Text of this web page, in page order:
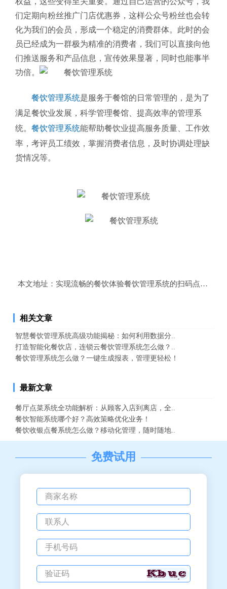
们定期向粉丝推广门店优惠券，这样公众号粉丝也会转
化为我们的会员，形成一个稳定的消费群体。此时的会
员已经成为一群极为精准的消费者，我们可以直接向他
们推送服务和产品信息，宣传效果显著，同时也能事半
功倍。
餐饮管理系统是服务于餐馆的日常管理的，是为了
满足餐饮业发展，科学管理餐馆、提高效率的管理系
统。 餐饮管理系统能帮助餐饮业提高服务质量、工作效
率，考评员工绩效，掌握消费者信息，及时协调处理缺
货情况等。
本文地址： 实现流畅的餐饮体验餐饮管理系统的扫码点餐结账
相关文章
智慧餐饮管理系统高级功能揭秘：如何利用数据分..
打造智能化餐饮店，连锁云餐饮管理系统怎么做？..
餐饮管理系统怎么做？一键生成报表，管理更轻松！
最新文章
餐厅点菜系统全功能解析：从顾客入店到离店，全..
餐饮智能系统哪个好？高效策略优化业务！
餐饮收银点餐系统怎么做？移动化管理，随时随地..
免费试用